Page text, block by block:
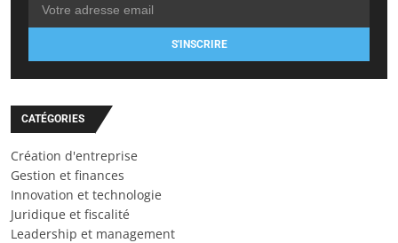
S'INSCRIRE
CATÉGORIES
Création d'entreprise
Gestion et finances
Innovation et technologie
Juridique et fiscalité
Leadership et management